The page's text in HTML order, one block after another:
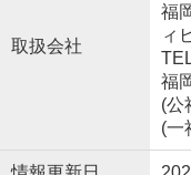
取扱会社
福
ィ
福
(公
(一